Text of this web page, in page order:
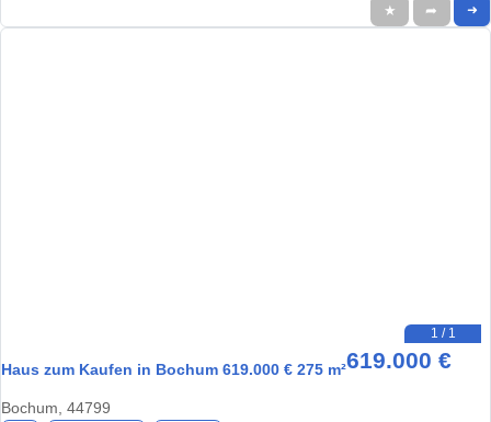
★ ➦ ➜
1 / 1
Haus zum Kaufen in Bochum 619.000 € 275 m²619.000 €
Bochum, 44799